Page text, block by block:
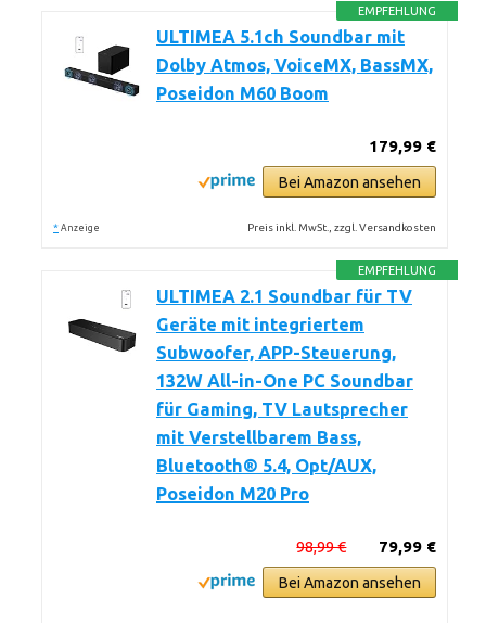
EMPFEHLUNG
ULTIMEA 5.1ch Soundbar mit
Dolby Atmos, VoiceMX, BassMX,
Poseidon M60 Boom
179,99 €
Bei Amazon ansehen
* Anzeige Preis inkl. MwSt., zzgl. Versandkosten
EMPFEHLUNG
ULTIMEA 2.1 Soundbar für TV
Geräte mit integriertem
Subwoofer, APP-Steuerung,
132W All-in-One PC Soundbar
für Gaming, TV Lautsprecher
mit Verstellbarem Bass,
Bluetooth® 5.4, Opt/AUX,
Poseidon M20 Pro
79,99 €
98,99 €
Bei Amazon ansehen